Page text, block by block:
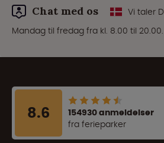
Chat med os
Vi taler
Mandag til fredag fra kl. 8.00 til 20.00.
8.6
154930 anmeldelser
fra ferieparker